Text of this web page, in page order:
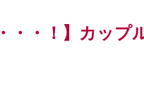
・・！】カップ